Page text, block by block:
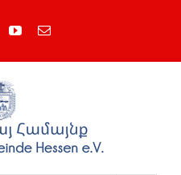
YouTube
E-